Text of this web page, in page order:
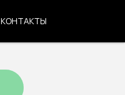
КОНТАКТЫ